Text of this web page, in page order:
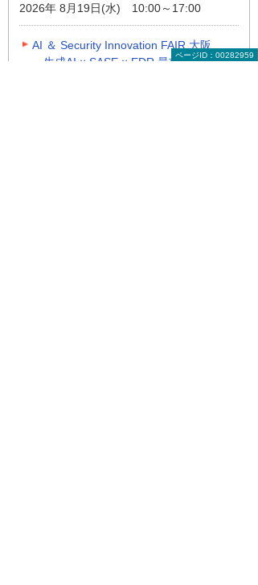
2026年 8月19日(水) 10:00～17:00
AI ＆ Security Innovation FAIR 大阪
～生成AI × SASE × EDR 最前線～
ページID：00282959